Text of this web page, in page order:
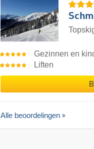
Gezinnen en
Liften
Alle beoordelingen